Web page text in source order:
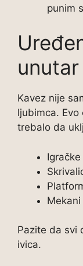
punim
Kavez nije
ljubimca.
trebalo da
Pazite da svi
ivica.